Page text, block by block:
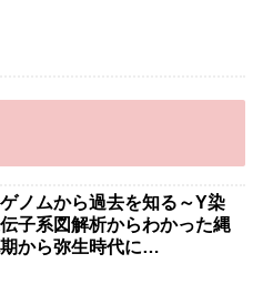
ノムから過去を知る～Y染
子系図解析からわかった縄
から弥生時代に…